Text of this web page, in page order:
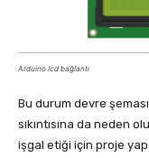
Arduino lcd bağlantı
Bu durum devre
sıkıntısına da neden
işgal etiği için proje